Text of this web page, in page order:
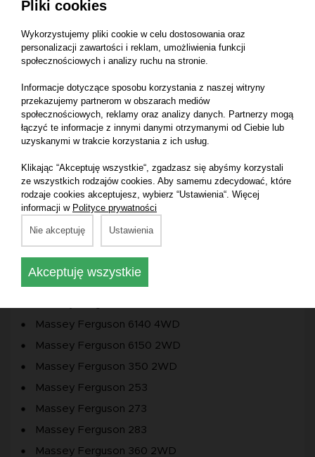
Massey Ferguson 397 4WD
Massey Ferguson 3065 2WD
Massey Ferguson 354F 2WD
Massey Ferguson 384S 2WD
Massey Ferguson 390T 2WD
Massey Ferguson 390T 4WD
Massey Ferguson 362 4WD
Massey Ferguson 3050 4WD
Massey Ferguson 3060 2WD
Massey Ferguson 3085 4WD
Massey Ferguson 6110 4WD
Massey Ferguson 6140 4WD
Massey Ferguson 6150 2WD
Massey Ferguson 350 2WD
Massey Ferguson 253
Massey Ferguson 273
Massey Ferguson 283
Massey Ferguson 360 2WD
Pliki cookies
Wykorzystujemy pliki cookie w celu dostosowania oraz
personalizacji zawartości i reklam, umożliwienia funkcji
społecznościowych i analizy ruchu na stronie.
Informacje dotyczące sposobu korzystania z naszej witryny
przekazujemy partnerom w obszarach mediów
społecznościowych, reklamy oraz analizy danych. Partnerzy mogą
łączyć te informacje z innymi danymi otrzymanymi od Ciebie lub
uzyskanymi w trakcie korzystania z ich usług.
Klikając “Akceptuję wszystkie“, zgadzasz się abyśmy korzystali
ze wszystkich rodzajów cookies. Aby samemu zdecydować, które
rodzaje cookies akceptujesz, wybierz “Ustawienia“. Więcej
informacji w Polityce prywatności
Nie akceptuję Ustawienia
Akceptuję wszystkie